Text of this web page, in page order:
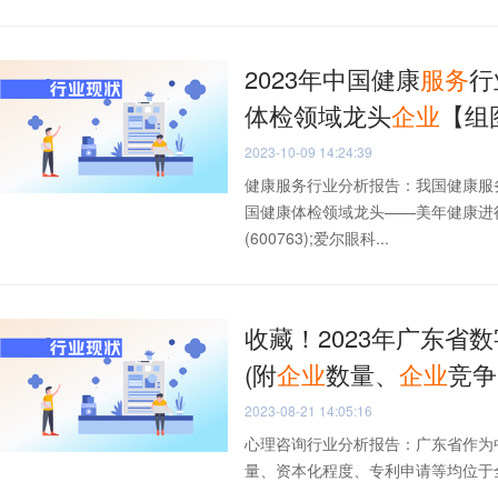
2023年中国健康服务
体检领域龙头企业 【
2023-10-09 14:24:39
健康服务行业分析报告：我国健康
国健康体检领域龙头——美年健康进
(600763);爱尔眼科...
收藏！2023年广东省
(附企业数量、 企业竞
2023-08-21 14:05:16
心理咨询行业分析报告：广东省作
量、资本化程度、专利申请等均位